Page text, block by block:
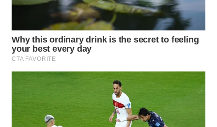
WN
MAJALENGKA
WN
SUBANG
WN
PURWAKARTA